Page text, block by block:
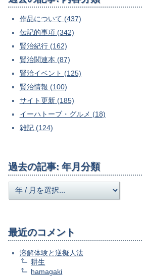
作品について (437)
伝記的事項 (342)
賢治紀行 (162)
賢治関連本 (87)
賢治イベント (125)
賢治情報 (100)
サイト更新 (185)
イーハトーブ・グルメ (18)
雑記 (124)
過去の記事: 年月分類
最近のコメント
溶解体験と逆擬人法
耕生
hamagaki